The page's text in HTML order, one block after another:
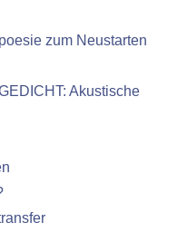
zum Neustarten
Akustische